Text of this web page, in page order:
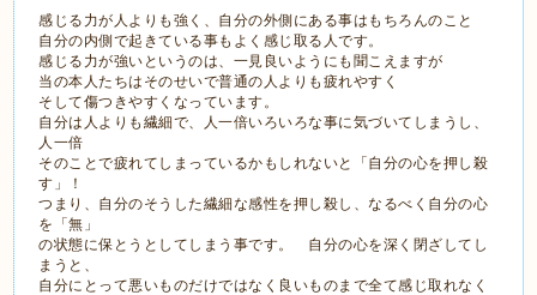
感じる力が人よりも強く、自分の外側にある事はもちろんのこと
自分の内側で起きている事もよく感じ取る人です。
感じる力が強いというのは、一見良いようにも聞こえますが
当の本人たちはそのせいで普通の人よりも疲れやすく
そして傷つきやすくなっています。
自分は人よりも繊細で、人一倍いろいろな事に気づいてしまうし、
人一倍
そのことで疲れてしまっているかもしれないと「自分の心を押し殺
す」！
つまり、自分のそうした繊細な感性を押し殺し、なるべく自分の心
を「無」
の状態に保とうとしてしまう事です。 自分の心を深く閉ざしてし
まうと、
自分にとって悪いものだけではなく良いものまで全て感じ取れなく